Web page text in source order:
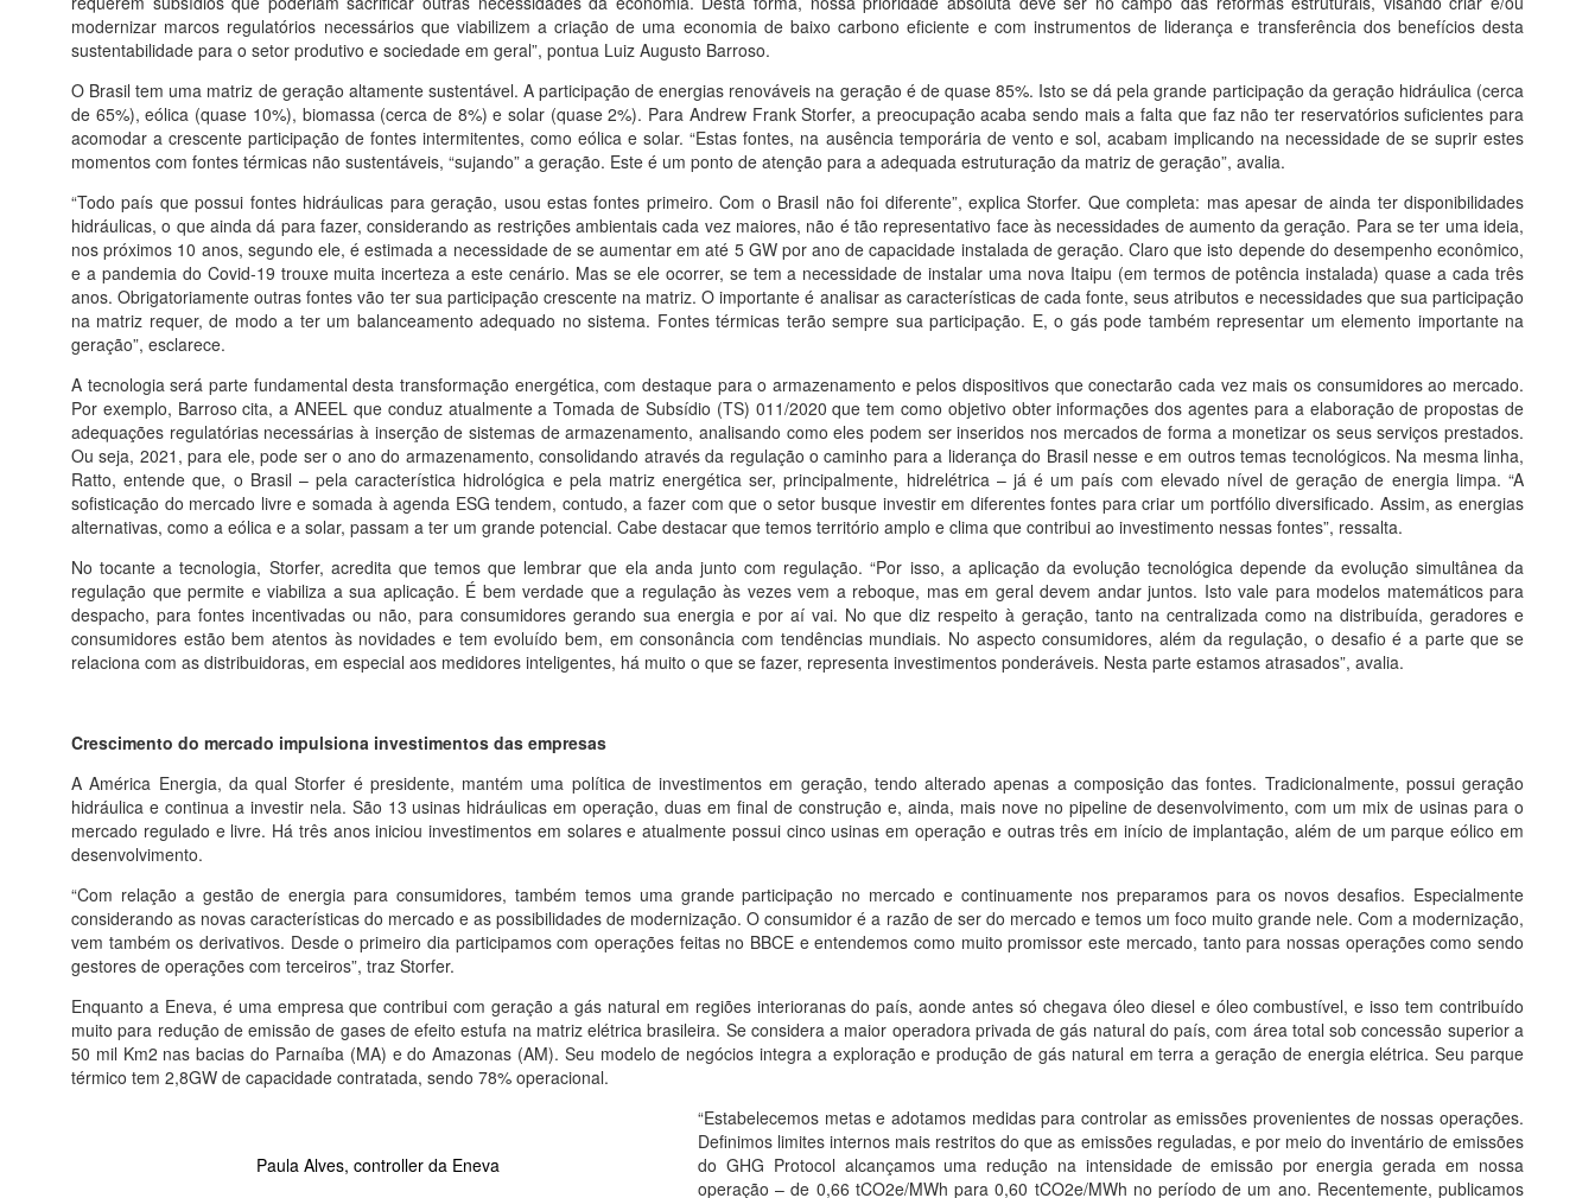
modernizar marcos regulatórios necessários que viabilizem a criação de uma economia de baixo carbono eficiente e com instrumentos de liderança e transferência dos benefícios desta
sustentabilidade para o setor produtivo e sociedade em geral”, pontua Luiz Augusto Barroso.
O Brasil tem uma matriz de geração altamente sustentável. A participação de energias renováveis na geração é de quase 85%. Isto se dá pela grande participação da geração hidráulica (cerca
de 65%), eólica (quase 10%), biomassa (cerca de 8%) e solar (quase 2%). Para Andrew Frank Storfer, a preocupação acaba sendo mais a falta que faz não ter reservatórios suficientes para
acomodar a crescente participação de fontes intermitentes, como eólica e solar. “Estas fontes, na ausência temporária de vento e sol, acabam implicando na necessidade de se suprir estes
momentos com fontes térmicas não sustentáveis, “sujando” a geração. Este é um ponto de atenção para a adequada estruturação da matriz de geração”, avalia.
“Todo país que possui fontes hidráulicas para geração, usou estas fontes primeiro. Com o Brasil não foi diferente”, explica Storfer. Que completa: mas apesar de ainda ter disponibilidades
hidráulicas, o que ainda dá para fazer, considerando as restrições ambientais cada vez maiores, não é tão representativo face às necessidades de aumento da geração. Para se ter uma ideia,
nos próximos 10 anos, segundo ele, é estimada a necessidade de se aumentar em até 5 GW por ano de capacidade instalada de geração. Claro que isto depende do desempenho econômico,
e a pandemia do Covid-19 trouxe muita incerteza a este cenário. Mas se ele ocorrer, se tem a necessidade de instalar uma nova Itaipu (em termos de potência instalada) quase a cada três
anos. Obrigatoriamente outras fontes vão ter sua participação crescente na matriz. O importante é analisar as características de cada fonte, seus atributos e necessidades que sua participação
na matriz requer, de modo a ter um balanceamento adequado no sistema. Fontes térmicas terão sempre sua participação. E, o gás pode também representar um elemento importante na
geração”, esclarece.
A tecnologia será parte fundamental desta transformação energética, com destaque para o armazenamento e pelos dispositivos que conectarão cada vez mais os consumidores ao mercado.
Por exemplo, Barroso cita, a ANEEL que conduz atualmente a Tomada de Subsídio (TS) 011/2020 que tem como objetivo obter informações dos agentes para a elaboração de propostas de
adequações regulatórias necessárias à inserção de sistemas de armazenamento, analisando como eles podem ser inseridos nos mercados de forma a monetizar os seus serviços prestados.
Ou seja, 2021, para ele, pode ser o ano do armazenamento, consolidando através da regulação o caminho para a liderança do Brasil nesse e em outros temas tecnológicos. Na mesma linha,
Ratto, entende que, o Brasil – pela característica hidrológica e pela matriz energética ser, principalmente, hidrelétrica – já é um país com elevado nível de geração de energia limpa. “A
sofisticação do mercado livre e somada à agenda ESG tendem, contudo, a fazer com que o setor busque investir em diferentes fontes para criar um portfólio diversificado. Assim, as energias
alternativas, como a eólica e a solar, passam a ter um grande potencial. Cabe destacar que temos território amplo e clima que contribui ao investimento nessas fontes”, ressalta.
No tocante a tecnologia, Storfer, acredita que temos que lembrar que ela anda junto com regulação. “Por isso, a aplicação da evolução tecnológica depende da evolução simultânea da
regulação que permite e viabiliza a sua aplicação. É bem verdade que a regulação às vezes vem a reboque, mas em geral devem andar juntos. Isto vale para modelos matemáticos para
despacho, para fontes incentivadas ou não, para consumidores gerando sua energia e por aí vai. No que diz respeito à geração, tanto na centralizada como na distribuída, geradores e
consumidores estão bem atentos às novidades e tem evoluído bem, em consonância com tendências mundiais. No aspecto consumidores, além da regulação, o desafio é a parte que se
relaciona com as distribuidoras, em especial aos medidores inteligentes, há muito o que se fazer, representa investimentos ponderáveis. Nesta parte estamos atrasados”, avalia.
Crescimento do mercado impulsiona investimentos das empresas
A América Energia, da qual Storfer é presidente, mantém uma política de investimentos em geração, tendo alterado apenas a composição das fontes. Tradicionalmente, possui geração
hidráulica e continua a investir nela. São 13 usinas hidráulicas em operação, duas em final de construção e, ainda, mais nove no pipeline de desenvolvimento, com um mix de usinas para o
mercado regulado e livre. Há três anos iniciou investimentos em solares e atualmente possui cinco usinas em operação e outras três em início de implantação, além de um parque eólico em
desenvolvimento.
“Com relação a gestão de energia para consumidores, também temos uma grande participação no mercado e continuamente nos preparamos para os novos desafios. Especialmente
considerando as novas características do mercado e as possibilidades de modernização. O consumidor é a razão de ser do mercado e temos um foco muito grande nele. Com a modernização,
vem também os derivativos. Desde o primeiro dia participamos com operações feitas no BBCE e entendemos como muito promissor este mercado, tanto para nossas operações como sendo
gestores de operações com terceiros”, traz Storfer.
Enquanto a Eneva, é uma empresa que contribui com geração a gás natural em regiões interioranas do país, aonde antes só chegava óleo diesel e óleo combustível, e isso tem contribuído
muito para redução de emissão de gases de efeito estufa na matriz elétrica brasileira. Se considera a maior operadora privada de gás natural do país, com área total sob concessão superior a
50 mil Km2 nas bacias do Parnaíba (MA) e do Amazonas (AM). Seu modelo de negócios integra a exploração e produção de gás natural em terra a geração de energia elétrica. Seu parque
térmico tem 2,8GW de capacidade contratada, sendo 78% operacional.
Paula Alves, controller da Eneva
“Estabelecemos metas e adotamos medidas para controlar as emissões provenientes de nossas operações.
Definimos limites internos mais restritos do que as emissões reguladas, e por meio do inventário de emissões
do GHG Protocol alcançamos uma redução na intensidade de emissão por energia gerada em nossa
operação – de 0,66 tCO2e/MWh para 0,60 tCO2e/MWh no período de um ano. Recentemente, publicamos